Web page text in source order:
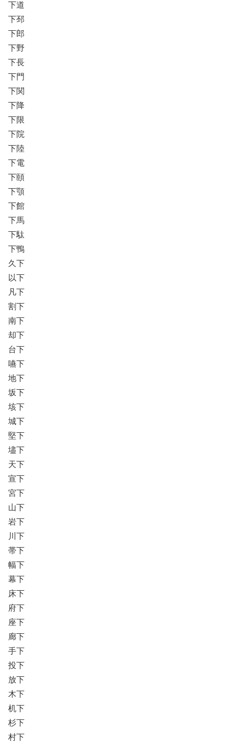
下道
下邳
下郎
下野
下長
下門
下関
下降
下限
下院
下陸
下電
下頤
下顎
下館
下馬
下駄
下鴨
久下
以下
凡下
割下
南下
却下
台下
嚥下
地下
坂下
垓下
城下
堅下
壗下
天下
宣下
宮下
山下
岩下
川下
帯下
幅下
幕下
床下
府下
座下
廊下
手下
投下
放下
木下
机下
杉下
村下